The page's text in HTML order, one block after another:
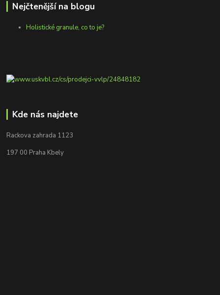
Nejčtenější na blogu
Holistické granule, co to je?
Kde nás najdete
Rackova zahrada 1123
197 00 Praha Kbely